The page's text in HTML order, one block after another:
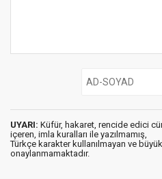
UYARI: Küfür, hakaret, rencide edici
içeren, imla kuralları ile yazılmamış,
Türkçe karakter kullanılmayan ve
onaylanmamaktadır.